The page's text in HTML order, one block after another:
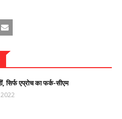
सिर्फ एप्रोच का फर्क-सीएम